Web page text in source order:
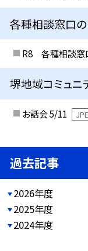
各種相談窓口
R8 各種相談窓
堺地域コミュニ
お話会 5/11
過去記事
2026年度
2025年度
2024年度